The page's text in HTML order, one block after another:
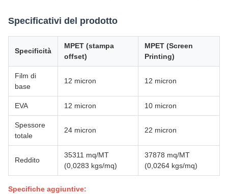
Specificativi del prodotto
Specificità
MPET (stampa
offset)
MPET (Screen
Printing)
Film di
base
12 micron 12 micron
EVA 12 micron 10 micron
Spessore
totale
24 micron 22 micron
Reddito
35311 mq/MT
(0,0283 kgs/mq)
37878 mq/MT
(0,0264 kgs/mq)
Specifiche aggiuntive: